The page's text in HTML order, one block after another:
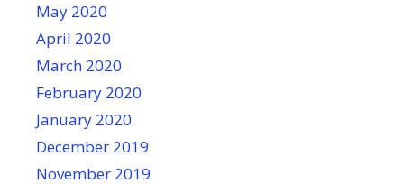
May 2020
April 2020
March 2020
February 2020
January 2020
December 2019
November 2019